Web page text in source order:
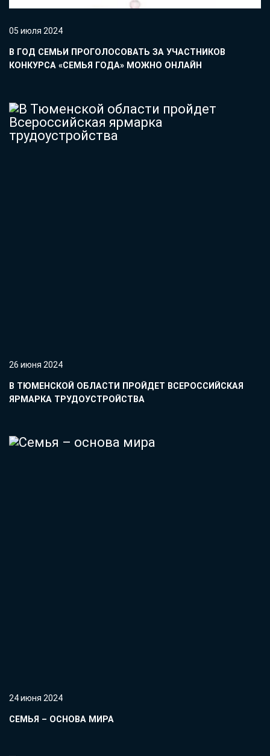
05 июля 2024
В ГОД СЕМЬИ ПРОГОЛОСОВАТЬ ЗА УЧАСТНИКОВ
КОНКУРСА «СЕМЬЯ ГОДА» МОЖНО ОНЛАЙН
26 июня 2024
В ТЮМЕНСКОЙ ОБЛАСТИ ПРОЙДЕТ ВСЕРОССИЙСКАЯ
ЯРМАРКА ТРУДОУСТРОЙСТВА
24 июня 2024
СЕМЬЯ – ОСНОВА МИРА